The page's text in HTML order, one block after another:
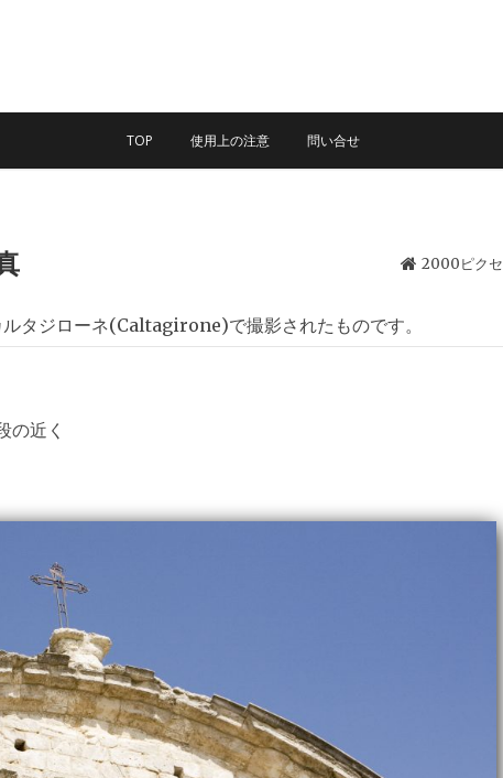
TOP 使用上の注意 問い合せ
2000ピクセ
タジローネ(Caltagirone)で撮影されたものです。
の近く